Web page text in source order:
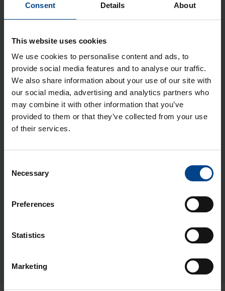
Consent Details About
This website uses cookies
We use cookies to personalise content and ads, to
provide social media features and to analyse our traffic.
We also share information about your use of our site with
our social media, advertising and analytics partners who
may combine it with other information that you’ve
provided to them or that they’ve collected from your use
of their services.
Selection
Necessary
Preferences
Statistics
Marketing
Pei­te­le­vy 4-osai­nen, R.1, alu­mii­
ni/musta kiil­tä­vä
Tuotekoodi: 10142184
Pei­te­le­vy 4-osai­nen, R.1, ak­ryy­li
orans­si lä­pi­nä­ky­vä/musta kiil­tä­vä
Tuotekoodi: 10142334
Sähkönumero: 2111397
Pei­te­le­vy 4-osai­nen, R.1, ak­ryy­li pu­
nai­nen lä­pi­nä­ky­vä/musta kiil­tä­vä
Pei­te­le­vy 5-osai­nen, R.1, ruos­tu­ma­